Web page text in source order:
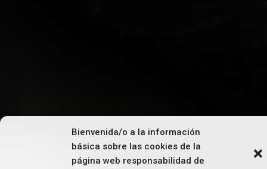
Bienvenida/o a la información
básica sobre las cookies de la
página web responsabilidad de